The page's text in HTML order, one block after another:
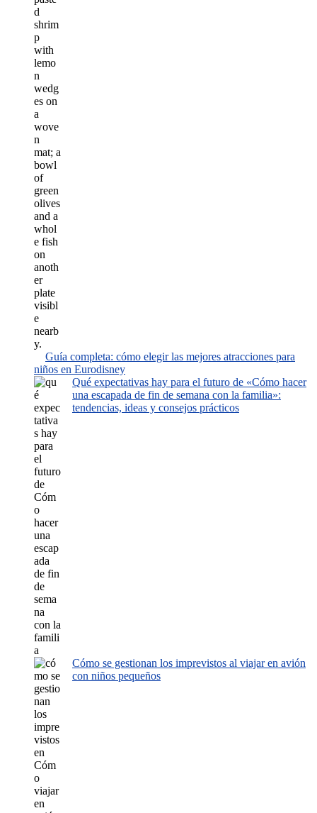
Guía completa: cómo elegir las mejores atracciones para
niños en Eurodisney
Qué expectativas hay para el futuro de «Cómo hacer
una escapada de fin de semana con la familia»:
tendencias, ideas y consejos prácticos
Cómo se gestionan los imprevistos al viajar en avión
con niños pequeños